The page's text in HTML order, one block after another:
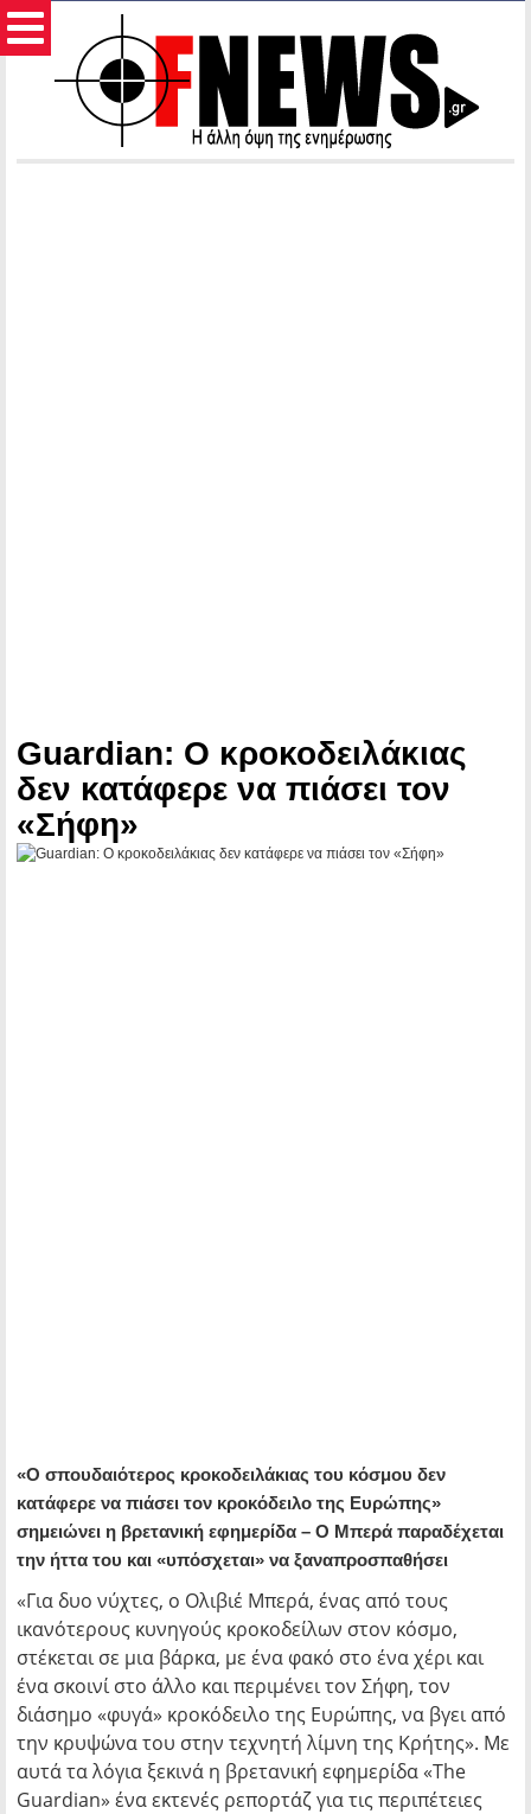
Guardian: Ο κροκοδειλάκιας
δεν κατάφερε να πιάσει τον
«Σήφη»
«Ο σπουδαιότερος κροκοδειλάκιας του κόσμου δεν
κατάφερε να πιάσει τον κροκόδειλο της Ευρώπης»
σημειώνει η βρετανική εφημερίδα – Ο Μπερά παραδέχεται
την ήττα του και «υπόσχεται» να ξαναπροσπαθήσει
«Για δυο νύχτες, ο Ολιβιέ Μπερά, ένας από τους
ικανότερους κυνηγούς κροκοδείλων στον κόσμο,
στέκεται σε μια βάρκα, με ένα φακό στο ένα χέρι και
ένα σκοινί στο άλλο και περιμένει τον Σήφη, τον
διάσημο «φυγά» κροκόδειλο της Ευρώπης, να βγει από
την κρυψώνα του στην τεχνητή λίμνη της Κρήτης». Με
αυτά τα λόγια ξεκινά η βρετανική εφημερίδα «The
Guardian» ένα εκτενές ρεπορτάζ για τις περιπέτειες